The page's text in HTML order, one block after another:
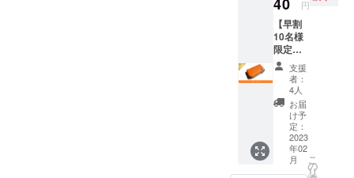
お願い申し
上げます。
革 :ア
ドリア
(イタリ
ア産牛
革) 生
産:日本
円
【早割
10名様
限定】
Kururi
2.0(オレ
ンジ)を
1点 一
般販売
予定価
格9,800
円(送
料、消
支援
者：
4人
お届
け予
定：
2023
年02
月
こ
の
リ